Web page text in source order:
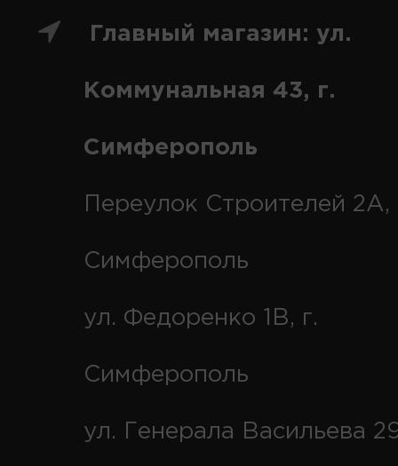
Главный магазин: ул.
Коммунальная 43, г.
Симферополь
Переулок Строителей 2А,
Симферополь
ул. Федоренко 1В, г.
Симферополь
ул. Генерала Васильева